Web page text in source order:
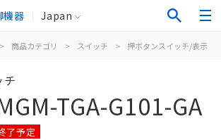
機器 Japan
> 商品カテゴリ > スイッチ > 押ボタンスイッチ/表示灯
TGA-G101-GA
了予定